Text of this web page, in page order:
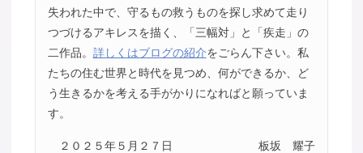
失われた中で、守るもの救うものを探し求めて走り
つづけるアキレスを描く、「三幅対」と「疾走」の
二作品。 詳しくはブログの紹介をごらん下さい。私
たちの住む世界と時代を見つめ、何ができるか、ど
う生きるかを考える手がかりになればと願っていま
す。
２０２５年５月２７日 板坂 耀子